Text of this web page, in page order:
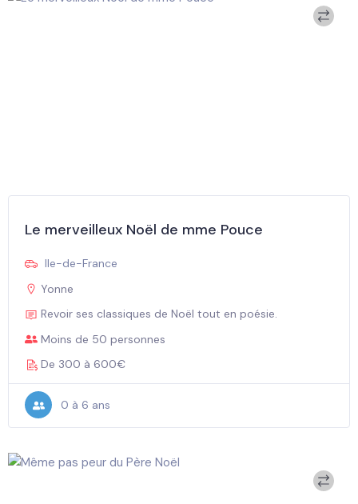
Le merveilleux Noël de mme Pouce
Ile-de-France
Yonne
Revoir ses classiques de Noël tout en poésie.
Moins de 50 personnes
De 300 à 600€
0 à 6 ans